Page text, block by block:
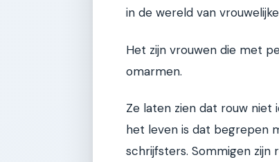
in de wereld van
Het zijn vrouwen die met
omarmen.
Ze laten zien dat rouw niet
het leven is dat begrepen
schrijfsters. Sommigen zijn